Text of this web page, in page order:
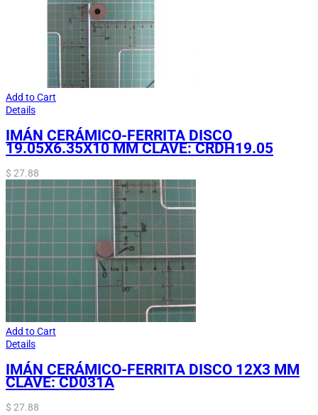
Add to Cart
Details
IMÁN CERÁMICO-FERRITA DISCO
19.05X6.35X10 MM CLAVE: CRDH19.05
$ 27.88
Add to Cart
Details
IMÁN CERÁMICO-FERRITA DISCO 12X3 MM
CLAVE: CD031A
$ 27.88